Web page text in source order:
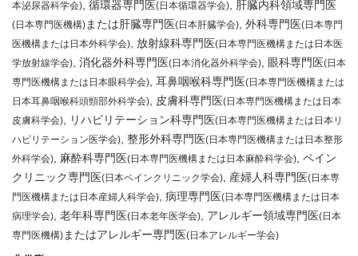
本泌尿器科学会) 循環器専門医(日本循環器学会) 肝臓内科領域専門医
(日本専門医機構) または肝臓専門医(日本肝臓学会) 外科専門医(日本専門
医機構または日本外科学会)
放射線科専門医(日本専門医機構または日本医
学放射線学会) 消化器外科専門医(日本消化器外科学会) 眼科専門医(日本
専門医機構または日本眼科学会) 耳鼻咽喉科専門医(日本専門医機構または
日本耳鼻咽喉科頭頸部外科学会)
皮膚科専門医(日本専門医機構または日本
皮膚科学会)
リハビリテーション科専門医(日本専門医機構または日本リ
ハビリテーション医学会) 整形外科専門医(日本専門医機構または日本整形
外科学会)
麻酔科専門医(日本専門医機構または日本麻酔科学会) ペイン
クリニック専門医(日本ペインクリニック学会) 産婦人科専門医(日本専
門医機構または日本産婦人科学会) 病理専門医(日本専門医機構または日本
病理学会) 老年科専門医(日本老年医学会) アレルギー領域専門医(日本
専門医機構) またはアレルギー専門医(日本アレルギー学会)